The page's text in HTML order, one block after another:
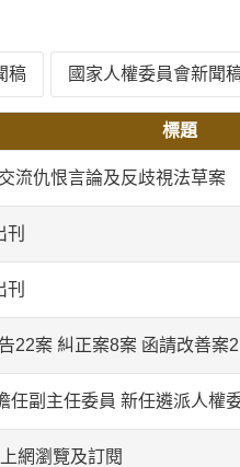
稿 國家人權委員會新聞
標題
流仇恨言論及反歧視法草案
22案 糾正案8案 函請改善案
任副主任委員 新任遴派人權
網瀏覽及訂閱